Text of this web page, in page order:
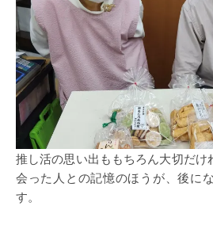
推し活の思い出ももちろん大切だけ
会った人との記憶のほうが、後に
す。